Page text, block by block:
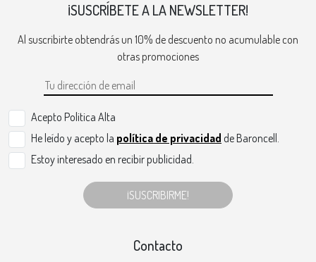
¡SUSCRÍBETE A LA NEWSLETTER!
Al suscribirte obtendrás un 10% de descuento no acumulable con
otras promociones
Acepto Politica Alta
He leído y acepto la política de privacidad de Baroncell.
Estoy interesado en recibir publicidad.
¡SUSCRIBIRME!
Contacto